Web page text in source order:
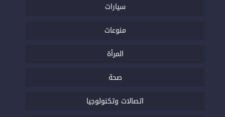
سيارات
منوعات
المرأة
صحة
اتصالات وتكنولوجيا